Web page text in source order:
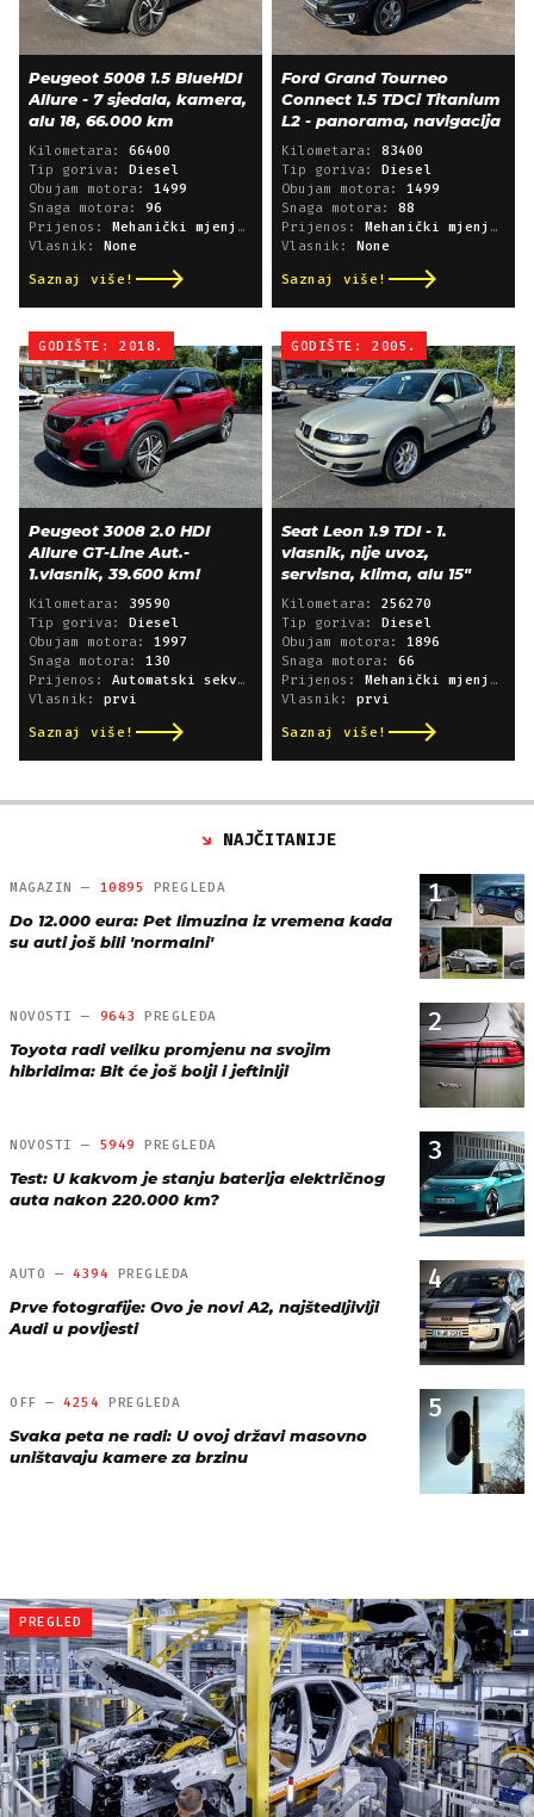
Peugeot 5008 1.5 BlueHDI
Allure - 7 sjedala, kamera,
alu 18, 66.000 km
Kilometara: 66400
Tip goriva: Diesel
Obujam motora: 1499
Snaga motora: 96
Prijenos: Mehanički mjenjač
Vlasnik: None
Saznaj više!
Ford Grand Tourneo
Connect 1.5 TDCi Titanium
L2 - panorama, navigacija
Kilometara: 83400
Tip goriva: Diesel
Obujam motora: 1499
Snaga motora: 88
Prijenos: Mehanički mjenjač
Vlasnik: None
Saznaj više!
GODIŠTE: 2018.
Peugeot 3008 2.0 HDI
Allure GT-Line Aut.-
1.vlasnik, 39.600 km!
Kilometara: 39590
Tip goriva: Diesel
Obujam motora: 1997
Snaga motora: 130
Prijenos: Automatski sekvencijski
Vlasnik: prvi
Saznaj više!
GODIŠTE: 2005.
Seat Leon 1.9 TDI - 1.
vlasnik, nije uvoz,
servisna, klima, alu 15"
Kilometara: 256270
Tip goriva: Diesel
Obujam motora: 1896
Snaga motora: 66
Prijenos: Mehanički mjenjač
Vlasnik: prvi
Saznaj više!
NAJČITANIJE
1
MAGAZIN — 10895 PREGLEDA
Do 12.000 eura: Pet limuzina iz vremena kada
su auti još bili 'normalni'
2
NOVOSTI — 9643 PREGLEDA
Toyota radi veliku promjenu na svojim
hibridima: Bit će još bolji i jeftiniji
3
NOVOSTI — 5949 PREGLEDA
Test: U kakvom je stanju baterija električnog
auta nakon 220.000 km?
4
AUTO — 4394 PREGLEDA
Prve fotografije: Ovo je novi A2, najštedljiviji
Audi u povijesti
5
OFF —4254 PREGLEDA
Svaka peta ne radi: U ovoj državi masovno
uništavaju kamere za brzinu
PREGLED